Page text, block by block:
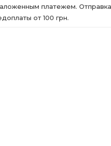
платежем.
от 100 грн.